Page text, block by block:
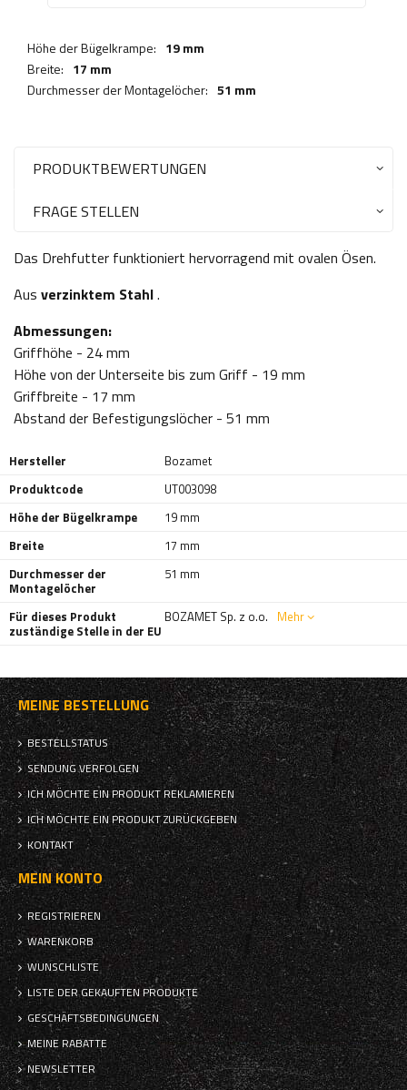
Höhe der Bügelkrampe: 19 mm
Breite: 17 mm
Durchmesser der Montagelöcher: 51 mm
PRODUKTBEWERTUNGEN
FRAGE STELLEN
Das Drehfutter funktioniert hervorragend mit ovalen Ösen.
Aus verzinktem Stahl.
Abmessungen:
Griffhöhe - 24 mm
Höhe von der Unterseite bis zum Griff - 19 mm
Griffbreite - 17 mm
Abstand der Befestigungslöcher - 51 mm
Hersteller
Bozamet
Produktcode
UT003098
Höhe der Bügelkrampe
19 mm
Breite
17 mm
Durchmesser der
Montagelöcher
51 mm
Für dieses Produkt
zuständige Stelle in der EU
BOZAMET Sp. z o.o. Mehr
MEINE BESTELLUNG
BESTELLSTATUS
SENDUNG VERFOLGEN
ICH MÖCHTE EIN PRODUKT REKLAMIEREN
ICH MÖCHTE EIN PRODUKT ZURÜCKGEBEN
KONTAKT
MEIN KONTO
REGISTRIEREN
WARENKORB
WUNSCHLISTE
LISTE DER GEKAUFTEN PRODUKTE
GESCHÄFTSBEDINGUNGEN
MEINE RABATTE
NEWSLETTER